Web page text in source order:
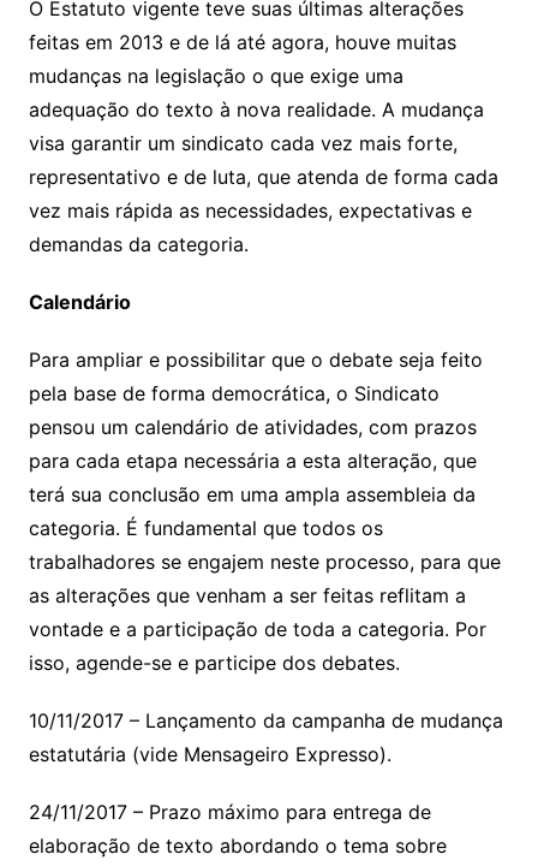
O Estatuto vigente teve suas últimas alterações
feitas em 2013 e de lá até agora, houve muitas
mudanças na legislação o que exige uma
adequação do texto à nova realidade. A mudança
visa garantir um sindicato cada vez mais forte,
representativo e de luta, que atenda de forma cada
vez mais rápida as necessidades, expectativas e
demandas da categoria.
Calendário
Para ampliar e possibilitar que o debate seja feito
pela base de forma democrática, o Sindicato
pensou um calendário de atividades, com prazos
para cada etapa necessária a esta alteração, que
terá sua conclusão em uma ampla assembleia da
categoria. É fundamental que todos os
trabalhadores se engajem neste processo, para que
as alterações que venham a ser feitas reflitam a
vontade e a participação de toda a categoria. Por
isso, agende-se e participe dos debates.
10/11/2017 – Lançamento da campanha de mudança
estatutária (vide Mensageiro Expresso).
24/11/2017 – Prazo máximo para entrega de
elaboração de texto abordando o tema sobre